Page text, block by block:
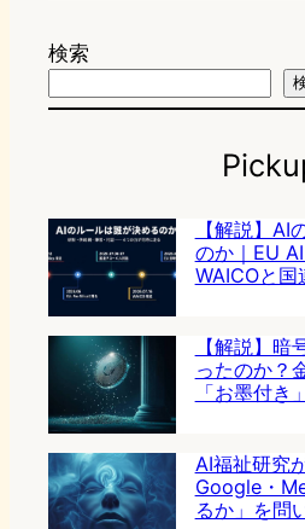
検索
【解説】AI
のか｜EU
WAICOと国
【解説】暗
ったのか？
「お墨付き
AI福祉研究
Google・
るか」を問